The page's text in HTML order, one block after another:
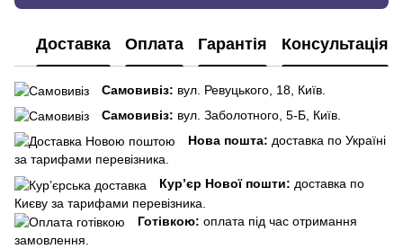
Доставка Оплата Гарантія Консультація
Самовивіз: вул. Ревуцького, 18, Київ.
Самовивіз: вул. Заболотного, 5-Б, Київ.
Нова пошта: доставка по Україні
за тарифами перевізника.
Кур’єр Нової пошти: доставка по
Києву за тарифами перевізника.
Готівкою: оплата під час отримання
замовлення.